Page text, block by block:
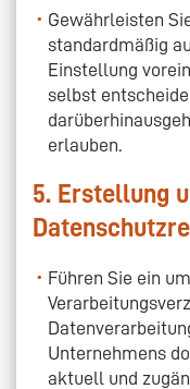
Gewährleisten
standardmäßig
Einstellung
selbst
erlauben.
5. Erstellung
Führen Sie ein
Unternehmens
aktuell und